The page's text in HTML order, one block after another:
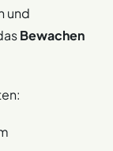
und
Bewachen